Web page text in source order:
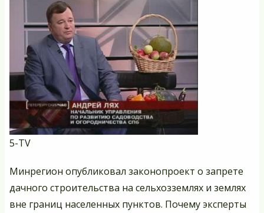
5-TV
Минрегион опубликовал законопроект о запрете
дачного строительства на сельхозземлях и землях
вне границ населенных пунктов. Почему эксперты